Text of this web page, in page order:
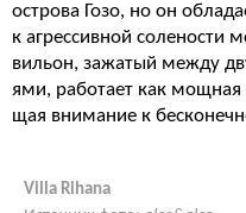
острова Гозо, но он
к агрессивной солености
вильон, зажатый между
ями, работает как мощная
щая внимание к
Villa Rihana